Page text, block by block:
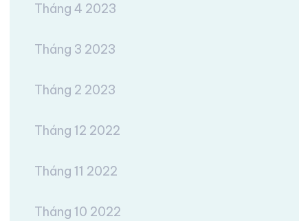
Tháng 4 2023
Tháng 3 2023
Tháng 2 2023
Tháng 12 2022
Tháng 11 2022
Tháng 10 2022